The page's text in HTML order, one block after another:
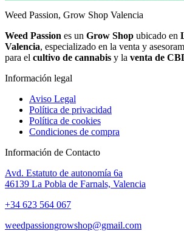
Weed Passion, Grow Shop Valencia
Weed Passion es un Grow Shop ubicado en
Valencia, especializado en la venta y
para el cultivo de cannabis y la venta de
Información legal
Aviso Legal
Política de privacidad
Política de cookies
Condiciones de compra
Información de Contacto
Avd. Estatuto de autonomía 6a
46139 La Pobla de Farnals, Valencia
+34 623 564 067
weedpassiongrowshop@gmail.com